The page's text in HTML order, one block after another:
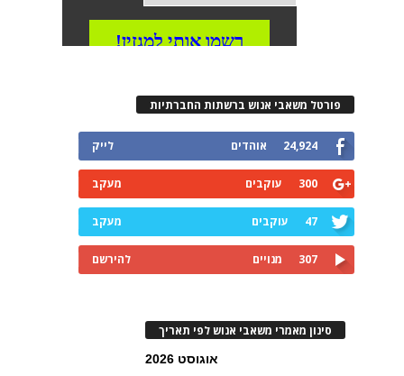
פורטל משאבי אנוש ברשתות החברתיות
24,924 אוהדים לייק
300 עוקבים מעקב
47 עוקבים מעקב
307 מנויים להירשם
סינון מאמרי משאבי אנוש לפי תאריך
אוגוסט 2026